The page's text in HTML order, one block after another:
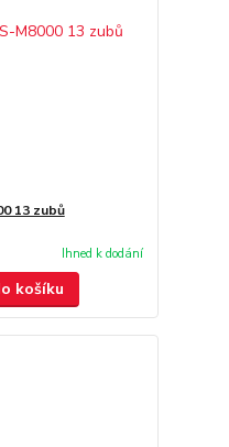
13 zubů
Ihned k dodání
košíku